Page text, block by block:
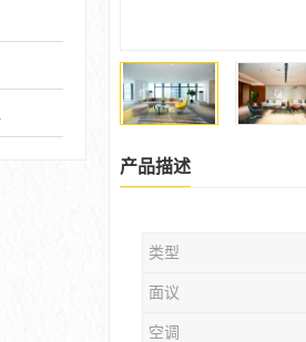
产品描述
类型
面议
空调